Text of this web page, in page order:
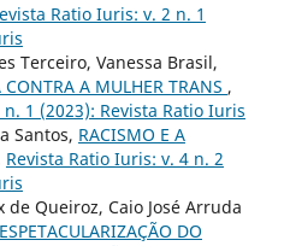
Ratio Iuris: v. 2 n. 1
Terceiro, Vanessa Brasil,
A MULHER TRANS ,
1 (2023): Revista Ratio Iuris
Santos, RACISMO E A
Revista Ratio Iuris: v. 4 n. 2
de Queiroz, Caio José Arruda
ESPETACULARIZAÇÃO DO